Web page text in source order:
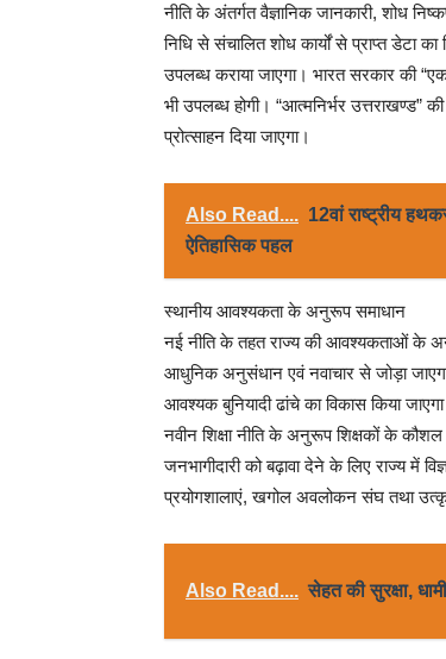
नीति के अंतर्गत वैज्ञानिक जानकारी, शोध
निधि से संचालित शोध कार्यों से प्राप्त डेटा
उपलब्ध कराया जाएगा। भारत सरकार की
भी उपलब्ध होगी। “आत्मनिर्भर
प्रोत्साहन दिया जाएगा।
Also Read.... 12वां राष्ट्रीय
ऐतिहासिक पहल
स्थानीय आवश्यकता के अनुरूप समाधान
नई नीति के तहत राज्य की आवश्यकताओं के
आधुनिक अनुसंधान एवं नवाचार से जोड़ा जाएगा।
आवश्यक बुनियादी ढांचे का विकास किया
नवीन शिक्षा नीति के अनुरूप शिक्षकों के
जनभागीदारी को बढ़ावा देने के लिए राज्य में
प्रयोगशालाएं, खगोल अवलोकन संघ तथा
Also Read.... सेहत की सुरक्षा,